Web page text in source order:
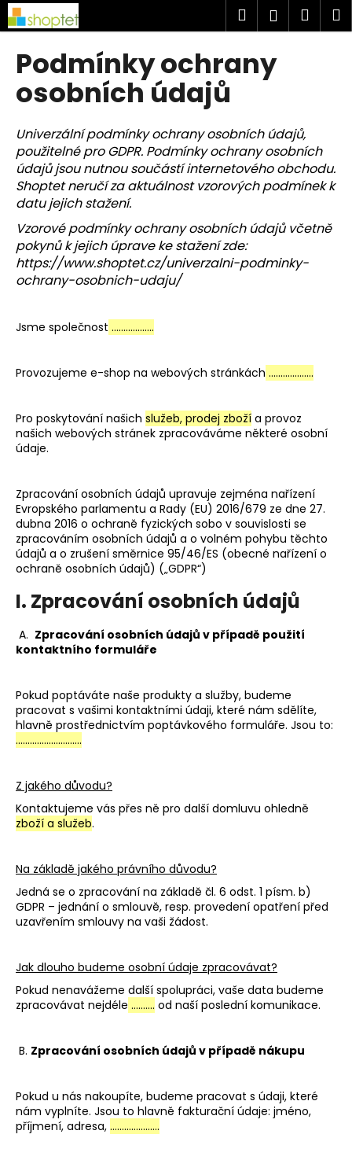
Přejít
na
obsah
Hledat
Podmínky ochrany
osobních údajů
Univerzální podmínky ochrany osobních údajů,
použitelné pro GDPR. Podmínky ochrany osobních
údajů jsou nutnou součástí internetového obchodu.
Shoptet neručí za aktuálnost vzorových podmínek k
datu jejich stažení.
Vzorové podmínky ochrany osobních údajů včetně
pokynů k jejich úprave ke stažení zde:
https://www.shoptet.cz/univerzalni-podminky-
ochrany-osobnich-udaju/
Jsme společnost ……………...
Provozujeme e-shop na webových stránkách ……………….
Pro poskytování našich služeb, prodej zboží a provoz
našich webových stránek zpracováváme některé osobní
údaje.
Zpracování osobních údajů upravuje zejména nařízení
Evropského parlamentu a Rady (EU) 2016/679 ze dne 27.
dubna 2016 o ochraně fyzických sobo v souvislosti se
zpracováním osobních údajů a o volném pohybu těchto
údajů a o zrušení směrnice 95/46/ES (obecné nařízení o
ochraně osobních údajů) („GDPR“)
I. Zpracování osobních údajů
A. Zpracování osobních údajů v případě použití
kontaktního formuláře
Pokud poptáváte naše produkty a služby, budeme
pracovat s vašimi kontaktními údaji, které nám sdělíte,
hlavně prostřednictvím poptávkového formuláře. Jsou to:
……………………….
Z jakého důvodu?
Kontaktujeme vás přes ně pro další domluvu ohledně
zboží a služeb.
Na základě jakého právního důvodu?
Jedná se o zpracování na základě čl. 6 odst. 1 písm. b)
GDPR – jednání o smlouvě, resp. provedení opatření před
uzavřením smlouvy na vaši žádost.
Jak dlouho budeme osobní údaje zpracovávat?
Pokud nenavážeme další spolupráci, vaše data budeme
zpracovávat nejdéle ………. od naší poslední komunikace.
B. Zpracování osobních údajů v případě nákupu
Pokud u nás nakoupíte, budeme pracovat s údaji, které
nám vyplníte. Jsou to hlavně fakturační údaje: jméno,
příjmení, adresa, ………………...
K
o
C
o
p
o
t
ř
e
b
u
j
e
e
a
í
t
?
HLEDAT
D
p
o
u
č
u
j
m
e
62
Kč